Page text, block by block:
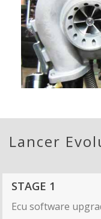
Lancer
STAGE 1
Ecu software